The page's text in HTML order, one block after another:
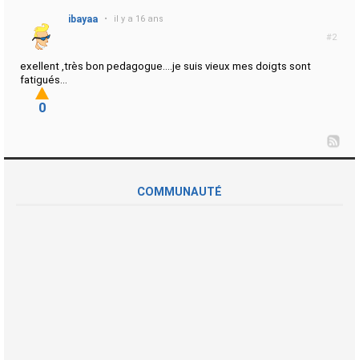
#2
ibayaa • il y a 16 ans
exellent ,très bon pedagogue....je suis vieux mes doigts sont
fatigués...
0
COMMUNAUTÉ